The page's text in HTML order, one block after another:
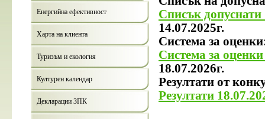
Енергийна ефективност
Харта на клиента
Туризъм и екология
Културен календар
Декларации ЗПК
Списък допуснати
14.07.2025г.
Система за
Система за
18.07.2026г.
Резултати от
Резултати